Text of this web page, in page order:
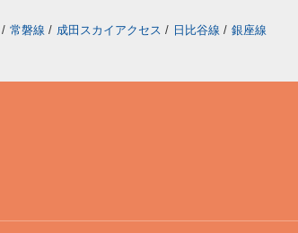
/ 常磐線 / 成田スカイアクセス / 日比谷線 / 銀座線